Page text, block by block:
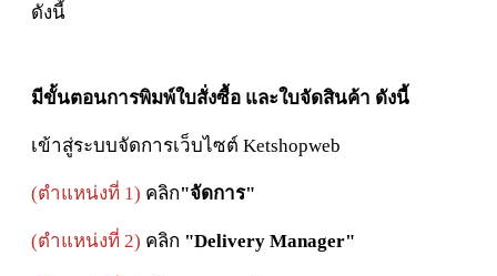
ดังนี้
มีขั้นตอนการพิมพ์ใบสั่งซื้อ และใบจัดสินค้า ดังนี้
เข้าสู่ระบบจัดการเว็บไซต์ Ketshopweb
(ตำแหน่งที่ 1) คลิก"จัดการ"
(ตำแหน่งที่ 2) คลิก "Delivery Manager"